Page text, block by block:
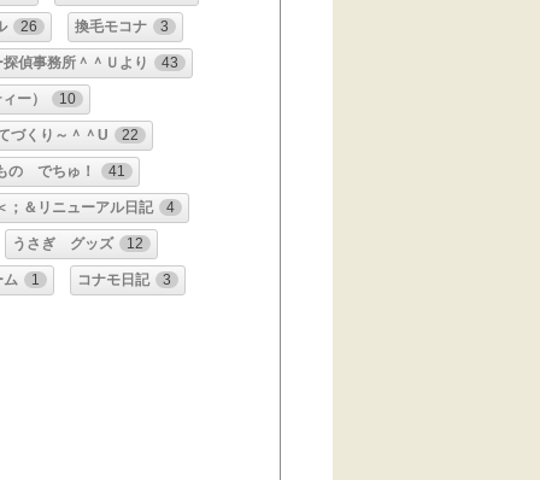
26 換毛モコナ 3
探偵事務所＾＾Ｕより 43
ー） 10
づくり～＾＾U 22
の でちゅ！ 41
；＆リニューアル日記 4
うさぎ グッズ 12
ム 1 コナモ日記 3